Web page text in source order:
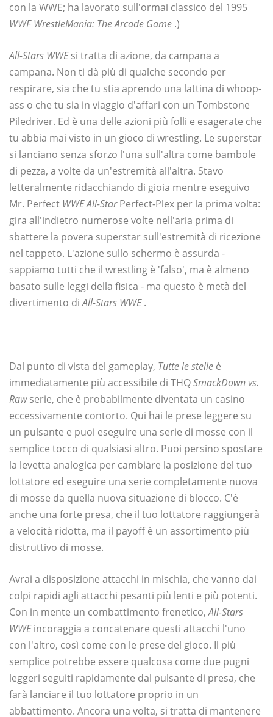
con la WWE; ha lavorato sull'ormai classico del 1995
WWF WrestleMania: The Arcade Game .)
All-Stars WWEsi tratta di azione, da campana a
campana. Non ti dà più di qualche secondo per
respirare, sia che tu stia aprendo una lattina di whoop-
ass o che tu sia in viaggio d'affari con un Tombstone
Piledriver. Ed è una delle azioni più folli e esagerate che
tu abbia mai visto in un gioco di wrestling. Le superstar
si lanciano senza sforzo l'una sull'altra come bambole
di pezza, a volte da un'estremità all'altra. Stavo
letteralmente ridacchiando di gioia mentre eseguivo
Mr. Perfect WWE All-StarPerfect-Plex per la prima volta:
gira all'indietro numerose volte nell'aria prima di
sbattere la povera superstar sull'estremità di ricezione
nel tappeto. L'azione sullo schermo è assurda -
sappiamo tutti che il wrestling è 'falso', ma è almeno
basato sulle leggi della fisica - ma questo è metà del
divertimento diAll-Stars WWE.
Dal punto di vista del gameplay, Tutte le stelle è
immediatamente più accessibile di THQSmackDown vs.
Rawserie, che è probabilmente diventata un casino
eccessivamente contorto. Qui hai le prese leggere su
un pulsante e puoi eseguire una serie di mosse con il
semplice tocco di qualsiasi altro. Puoi persino spostare
la levetta analogica per cambiare la posizione del tuo
lottatore ed eseguire una serie completamente nuova
di mosse da quella nuova situazione di blocco. C'è
anche una forte presa, che il tuo lottatore raggiungerà
a velocità ridotta, ma il payoff è un assortimento più
distruttivo di mosse.
Avrai a disposizione attacchi in mischia, che vanno dai
colpi rapidi agli attacchi pesanti più lenti e più potenti.
Con in mente un combattimento frenetico,All-Stars
WWEincoraggia a concatenare questi attacchi l'uno
con l'altro, così come con le prese del gioco. Il più
semplice potrebbe essere qualcosa come due pugni
leggeri seguiti rapidamente dal pulsante di presa, che
farà lanciare il tuo lottatore proprio in un
abbattimento. Ancora una volta, si tratta di mantenere